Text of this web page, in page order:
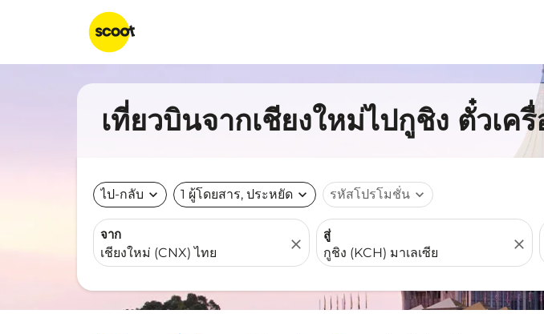
เที่ยวบินจากเชียงใหม่ไปกูชิง ตั๋วเค
ไป-กลับ expand_more 1 ผู้โดยสาร, ประหยัด expand_more รหัสโปรโมชั่น expand_more
จาก
close
สู่
close